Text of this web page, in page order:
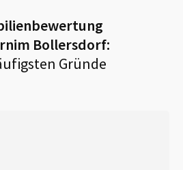
Bollersdorf:
Gründe